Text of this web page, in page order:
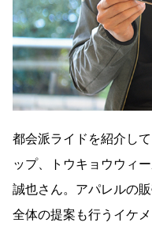
都会派ライドを紹介し
ップ、トウキョウウィ
誠也さん。アパレルの
全体の提案も行うイケメ